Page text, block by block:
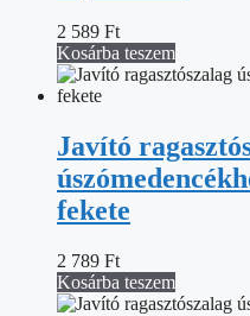
2 589 Ft
Kosárba teszem
Javító
fekete
2 789 Ft
Kosárba teszem